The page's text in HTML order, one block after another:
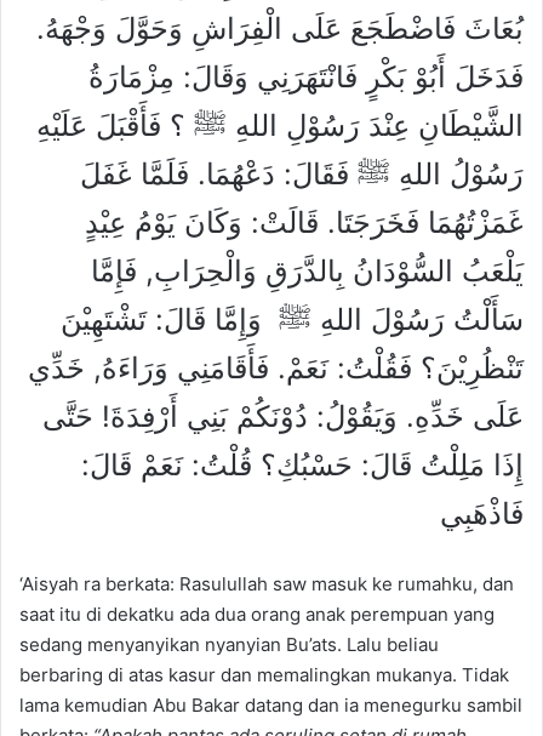
بُعَاثَ فَاضْطَجَعَ عَلَى الْفِرَاشِ وَحَوَّلَ وَجْهَهُ.
فَدَخَلَ أَبُوْ بَكْرٍ فَانْتَهَرَنِي وَقَالَ: مِزْمَارَةُ
الشَّيْطَانِ عِنْدَ رَسُوْلِ اللهِ ﷺ ؟ فَأَقْبَلَ عَلَيْهِ
رَسُوْلُ اللهِ ﷺ فَقَالَ: دَعْهُمَا. فَلَمَّا غَفَلَ
غَمَزْتُهُمَا فَخَرَجَتَا. قَالَتْ: وَكَانَ يَوْمُ عِيْدٍ
يَلْعَبُ السُّوْدَانُ بِالدَّرَقِ وَالْحِرَابِ, فَإِمَّا
سَأَلْتُ رَسُوْلَ اللهِ ﷺ وَإِمَّا قَالَ: تَشْتَهِيْنَ
تَنْظُرِيْنَ؟ فَقُلْتُ: نَعَمْ. فَأَقَامَنِي وَرَاءَهُ, خَدِّي
عَلَى خَدِّهِ. وَيَقُوْلُ: دُوْنَكُمْ بَنِي أَرْفِدَةَ! حَتَّى
إِذَا مَلِلْتُ قَالَ: حَسْبُكِ؟ قُلْتُ: نَعَمْ قَالَ:
فَاذْهَبِي
‘Aisyah ra berkata: Rasulullah saw masuk ke rumahku, dan
saat itu di dekatku ada dua orang anak perempuan yang
sedang menyanyikan nyanyian Bu’ats. Lalu beliau
berbaring di atas kasur dan memalingkan mukanya. Tidak
lama kemudian Abu Bakar datang dan ia menegurku sambil